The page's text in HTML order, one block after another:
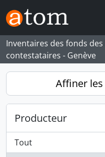
Skip to main content
Inventaires des fonds
contestataires - Genève
Affiner
Producteur
Tout